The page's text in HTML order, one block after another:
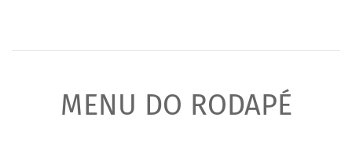
MENU DO RODAPÉ